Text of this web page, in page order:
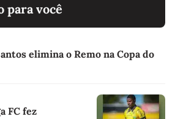
para você
elimina o Remo na Copa do
FC fez